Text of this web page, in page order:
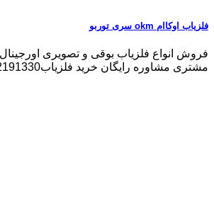
فلزیاب اوکاام okm سری توربو
فروش انواع فلزیاب بوقی و تصویری
مشتری مشاوره رایگان خرید فلزیاب09102191330